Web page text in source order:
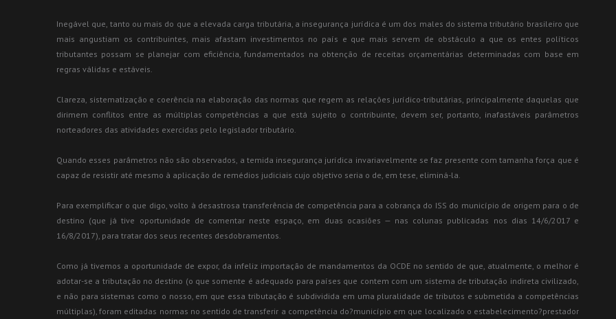
Inegável que, tanto ou mais do que a elevada carga tributária, a insegurança jurídica é um dos males do sistema tributário brasileiro que
mais angustiam os contribuintes, mais afastam investimentos no país e que mais servem de obstáculo a que os entes políticos
tributantes possam se planejar com eficiência, fundamentados na obtenção de receitas orçamentárias determinadas com base em
regras válidas e estáveis.
Clareza, sistematização e coerência na elaboração das normas que regem as relações jurídico-tributárias, principalmente daquelas que
dirimem conflitos entre as múltiplas competências a que está sujeito o contribuinte, devem ser, portanto, inafastáveis parâmetros
norteadores das atividades exercidas pelo legislador tributário.
Quando esses parâmetros não são observados, a temida insegurança jurídica invariavelmente se faz presente com tamanha força que é
capaz de resistir até mesmo à aplicação de remédios judiciais cujo objetivo seria o de, em tese, eliminá-la.
Para exemplificar o que digo, volto à desastrosa transferência de competência para a cobrança do ISS do município de origem para o de
destino (que já tive oportunidade de comentar neste espaço, em duas ocasiões — nas colunas publicadas nos dias 14/6/2017 e
16/8/2017), para tratar dos seus recentes desdobramentos.
Como já tivemos a oportunidade de expor, da infeliz importação de mandamentos da OCDE no sentido de que, atualmente, o melhor é
adotar-se a tributação no destino (o que somente é adequado para países que contem com um sistema de tributação indireta civilizado,
e não para sistemas como o nosso, em que essa tributação é subdividida em uma pluralidade de tributos e submetida a competências
múltiplas), foram editadas normas no sentido de transferir a competência do?município em que localizado o estabelecimento?prestador